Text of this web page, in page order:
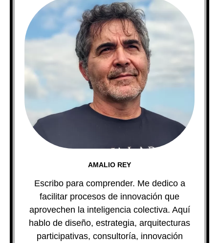
AMALIO REY
Escribo para comprender. Me dedico a
facilitar procesos de innovación que
aprovechen la inteligencia colectiva. Aquí
hablo de diseño, estrategia, arquitecturas
participativas, consultoría, innovación